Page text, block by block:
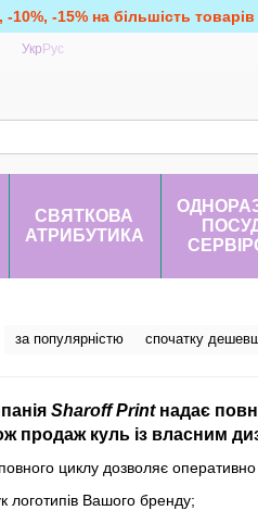
-15% на більшість
Укр Рус
СВЯТКОВА
АТРИБУТИКА
за популярністю спочатку
Sharoff Printнадає
продаж куль із власним
циклу дозволяє
логотипів Вашого бренду;